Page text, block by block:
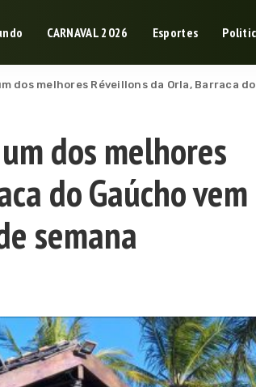
CARNAVAL 2026 Esportes
Réveillons da Orla, Barraca do Gaúcho vem com bons artistas neste
dos melhores
do Gaúcho vem
semana